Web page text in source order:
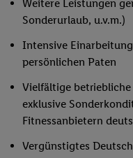
Weitere Leistungen
Sonderurlaub, u.v.m.)
Intensive
persönlichen Paten
Vielfältige
exklusive
Fitnessanbietern
Vergünstigtes